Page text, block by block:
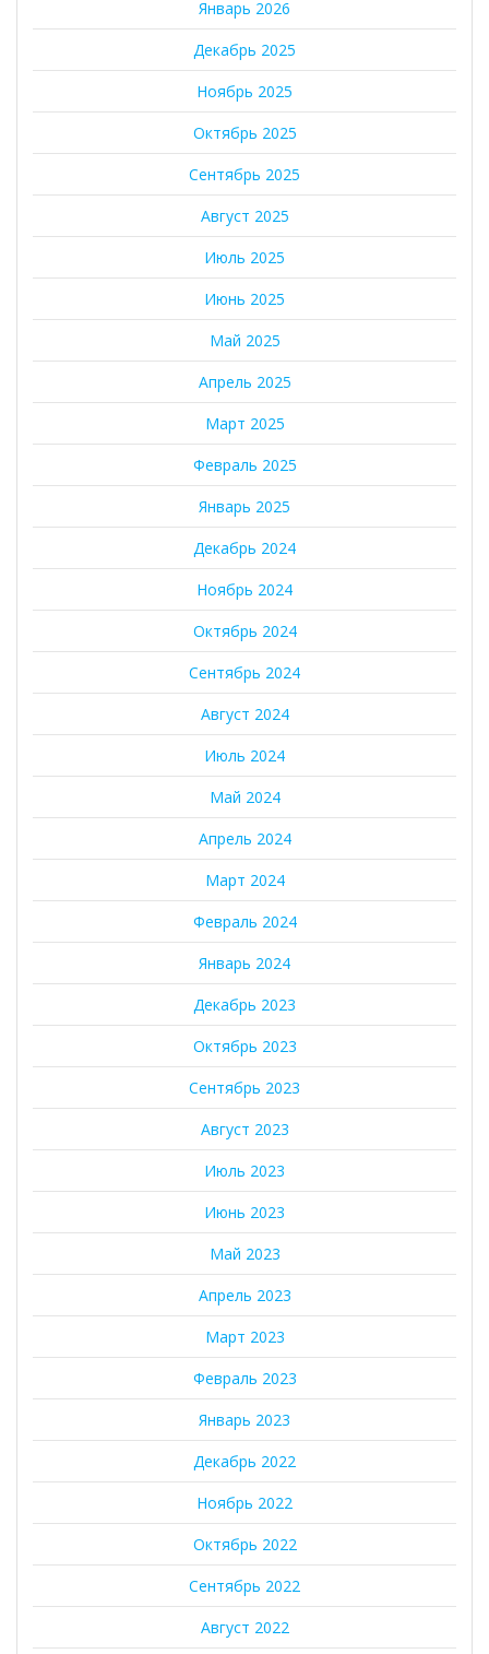
Январь 2026
Декабрь 2025
Ноябрь 2025
Октябрь 2025
Сентябрь 2025
Август 2025
Июль 2025
Июнь 2025
Май 2025
Апрель 2025
Март 2025
Февраль 2025
Январь 2025
Декабрь 2024
Ноябрь 2024
Октябрь 2024
Сентябрь 2024
Август 2024
Июль 2024
Май 2024
Апрель 2024
Март 2024
Февраль 2024
Январь 2024
Декабрь 2023
Октябрь 2023
Сентябрь 2023
Август 2023
Июль 2023
Июнь 2023
Май 2023
Апрель 2023
Март 2023
Февраль 2023
Январь 2023
Декабрь 2022
Ноябрь 2022
Октябрь 2022
Сентябрь 2022
Август 2022